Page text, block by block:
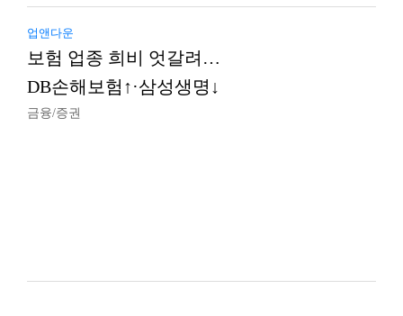
업앤다운
보험 업종 희비 엇갈려…
DB손해보험↑·삼성생명↓
금융/증권